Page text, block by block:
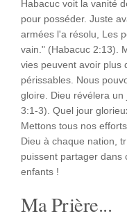
Habacuc voit la vanité
pour posséder. Juste
armées l'a résolu, Les
vain." (Habacuc 2:13).
vies peuvent avoir plus
périssables. Nous
gloire. Dieu révélera
3:1-3). Quel jour
Mettons tous nos
Dieu à chaque nation,
puissent partager dans
enfants !
Ma Prière...